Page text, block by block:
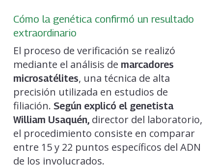
Cómo la genética confirmó un resultado
extraordinario
El proceso de verificación se realizó
mediante el análisis de marcadores
microsatélites, una técnica de alta
precisión utilizada en estudios de
filiación. Según explicó el genetista
William Usaquén,director del laboratorio,
el procedimiento consiste en comparar
entre 15 y 22 puntos específicos del ADN
de los involucrados.